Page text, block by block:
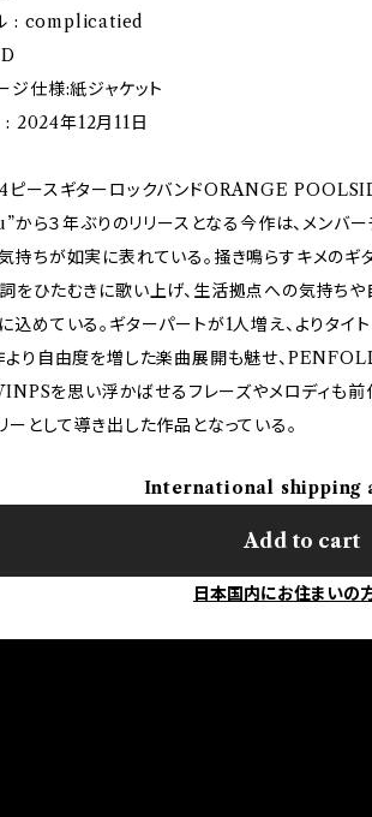
: complicatied
ジ仕様:紙ジャケット
: 2024年12月11日
ピースギターロックバンドORANGE
から３年ぶりのリリースとなる今作は、メンバ
持ちが如実に表れている。掻き鳴らすキメの
をひたむきに歌い上げ、生活拠点への気持ち
込めている。ギターパートが1人増え、よりタイ
より自由度を増した楽曲展開も魅せ、
を思い浮かばせるフレーズやメロディも前
ーとして導き出した作品となっている。
International shipping
Add to cart
日本国内にお住まいの